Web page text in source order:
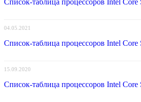
04.05.2021
Список-таблица процессоров Intel
15.09.2020
Список-таблица процессоров Intel